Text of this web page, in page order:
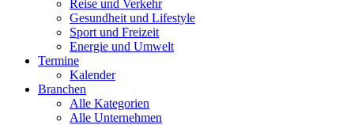
Reise und Verkehr
Gesundheit und Lifestyle
Sport und Freizeit
Energie und Umwelt
Termine
Kalender
Branchen
Alle Kategorien
Alle Unternehmen